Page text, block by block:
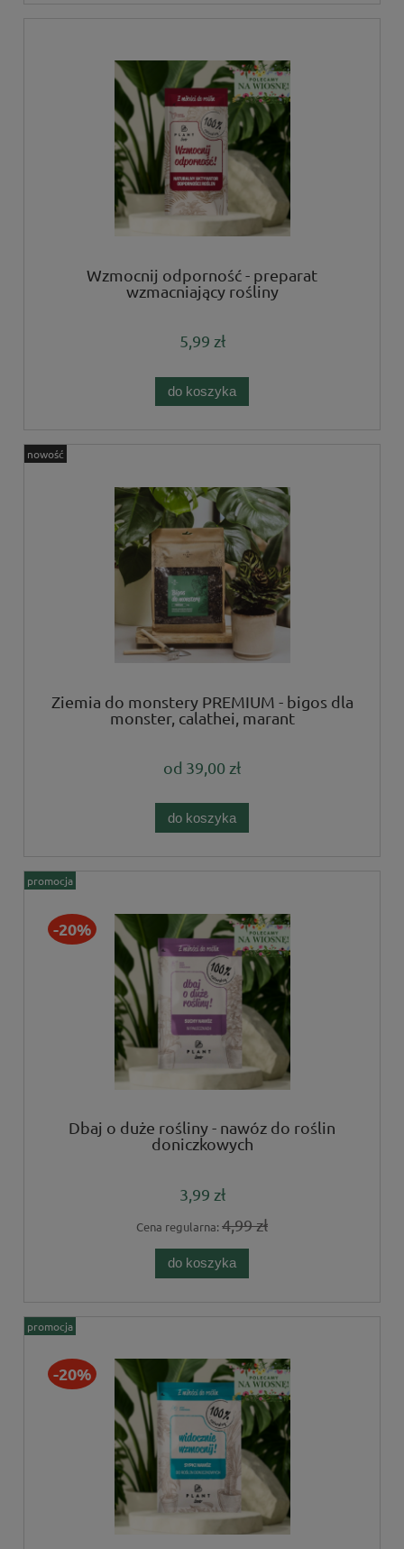
Wzmocnij odporność - preparat
wzmacniający rośliny
5,99 zł
do koszyka
Ziemia do monstery PREMIUM - bigos dla
monster, calathei, marant
od 39,00 zł
do koszyka
nowość
-20%
Dbaj o duże rośliny - nawóz do roślin
doniczkowych
3,99 zł
Cena regularna: 4,99 zł
do koszyka
promocja
-20%
promocja